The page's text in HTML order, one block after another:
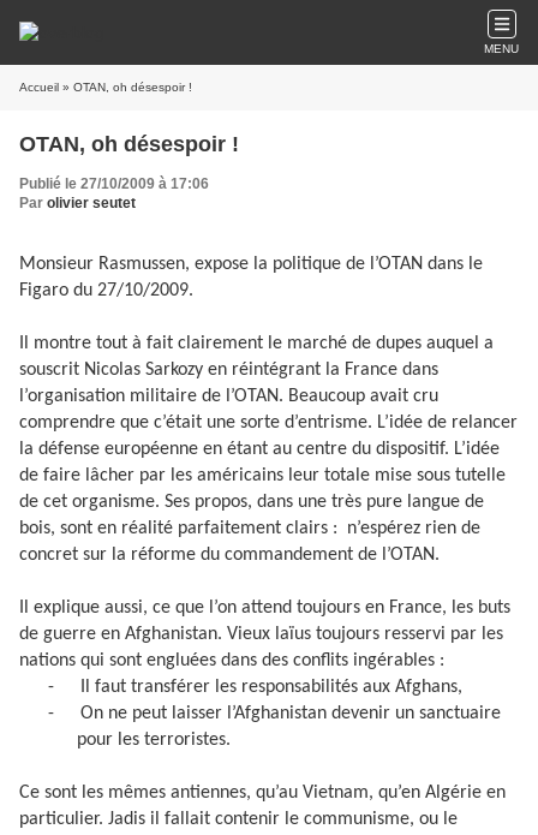
MENU
Accueil » OTAN, oh désespoir !
OTAN, oh désespoir !
Publié le 27/10/2009 à 17:06
Par olivier seutet
Monsieur Rasmussen, expose la politique de l’OTAN dans le
Figaro du 27/10/2009.
Il montre tout à fait clairement le marché de dupes auquel a
souscrit Nicolas Sarkozy en réintégrant la France dans
l’organisation militaire de l’OTAN. Beaucoup avait cru
comprendre que c’était une sorte d’entrisme. L’idée de relancer
la défense européenne en étant au centre du dispositif. L’idée
de faire lâcher par les américains leur totale mise sous tutelle
de cet organisme. Ses propos, dans une très pure langue de
bois, sont en réalité parfaitement clairs :
n’espérez rien de
concret sur la réforme du commandement de l’OTAN.
Il explique aussi, ce que l’on attend toujours en France, les buts
de guerre en Afghanistan. Vieux laïus toujours resservi par les
nations qui sont engluées dans des conflits ingérables :
-
Il faut transférer les responsabilités aux Afghans,
-
On ne peut laisser l’Afghanistan devenir un sanctuaire
pour les terroristes.
Ce sont les mêmes antiennes, qu’au Vietnam, qu’en Algérie en
particulier. Jadis il fallait contenir le communisme, ou le